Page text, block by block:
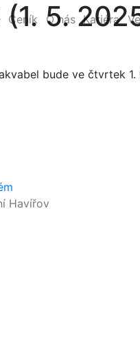
Ceník O nás Kariéra
(1. 5.
bude ve čtvrtek
Havířov